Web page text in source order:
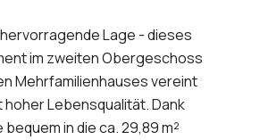
Lage - dieses
im zweiten Obergeschoss
Mehrfamilienhauses vereint
Lebensqualität. Dank
in die ca. 29,89 m²